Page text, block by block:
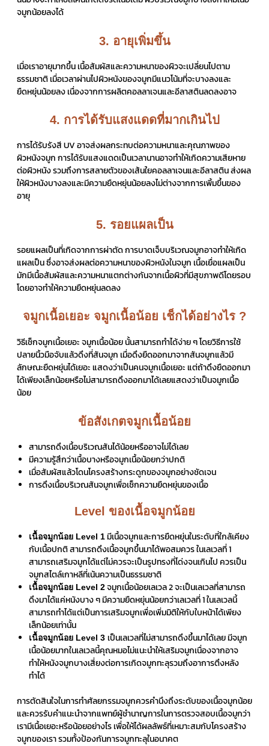
จมูกน้อยลงได้
3. อายุเพิ่มขึ้น
เมื่อเราอายุมากขึ้น เนื้อสัมผัสและความหนาของผิวจะเปลี่ยนไปตาม
ธรรมชาติ เมื่อเวลาผ่านไปผิวหนังของจมูกมีแนวโน้มที่จะบางลงและ
ยืดหยุ่นน้อยลง เนื่องจากการผลิตคอลลาเจนและอีลาสตินลดลงอาจ
4. การได้รับแสงแดดที่มากเกินไป
การได้รับรังสี UV อาจส่งผลกระทบต่อความหนาและคุณภาพของ
ผิวหนังจมูก การได้รับแสงแดดเป็นเวลานานอาจทำให้เกิดความเสียหาย
ต่อผิวหนัง รวมถึงการสลายตัวของเส้นใยคอลลาเจนและอีลาสติน ส่งผล
ให้ผิวหนังบางลงและมีความยืดหยุ่นน้อยลงไม่ต่างจากการเพิ้มขึ้นของ
อายุ
5. รอยแผลเป็น
รอยแผลเป็นที่เกิดจากการผ่าตัด การบาดเจ็บบริเวณจมูกอาจทำให้เกิด
แผลเป็น ซึ่งอาจส่งผลต่อความหนาของผิวหนังในจมูก เนื้อเยื่อแผลเป็น
มักมีเนื้อสัมผัสและความหนาแตกต่างกันจากเนื้อผิวที่มีสุขภาพดีโดยรอบ
โดยอาจทำให้ความยืดหยุ่นลดลง
จมูกเนื้อเยอะ จมูกเนื้อน้อย เช็กได้อย่างไร ?
วิธีเช็กจมูกเนื้อเยอะ จมูกเนื้อน้อย นั้นสามารถทำได้ง่าย ๆ โดยวิธีการใช้
ปลายนิ้วมือจับแล้วดึงที่สันจมูก เมื่อดึงยืดออกมาจากสันจมูกแล้วมี
ลักษณะยืดหยุ่นได้เยอะ แสดงว่าเป็นคนจมูกเนื้อเยอะ แต่ถ้าดึงยืดออกมา
ได้เพียงเล็กน้อยหรือไม่สามารถดึงออกมาได้เลยแสดงว่าเป็นจมูกเนื้อ
น้อย
ข้อสังเกตจมูกเนื้อน้อย
สามารถดึงเนื้อบริเวณสันได้น้อยหรืออาจไม่ได้เลย
มีความรู้สึกว่าเนื้อบางหรือจมูกเนื้อน้อยกว่าปกติ
เมื่อสัมผัสแล้วโดนโครงสร้างกระดูกของจมูกอย่างชัดเจน
การดึงเนื้อบริเวณสันจมูกเพื่อเช็กความยืดหยุ่นของเนื้อ
Level ของเนื้อจมูกน้อย
เนื้อจมูกน้อย Level 1มีเนื้อจมูกและการยืดหยุ่นในระดับที่ใกล้เคียง
กับเนื้อปกติ สามารถดึงเนื้อจมูกขึ้นมาได้พอสมควร ในเลเวลที่ 1
สามารถเสริมจมูกได้แต่ไม่ควรจะเป็นรูปทรงที่โด่งจนเกินไป ควรเป็น
จมูกสไตล์เกาหลีที่เน้นความเป็นธรรมชาติ
เนื้อจมูกน้อย Level 2จมูกเนื้อน้อยเลเวล 2 จะเป็นเลเวลที่สามารถ
ดึงมาได้แค่หนังบาง ๆ มีความยืดหยุ่นน้อยกว่าเลเวลที่ 1 ในเลเวลนี้
สามารถทำได้แต่เป็นการเสริมจมูกเพื่อเพิ่มมิติให้กับใบหน้าได้เพียง
เล็กน้อยเท่านั้น
เนื้อจมูกน้อย Level 3 เป็นเลเวลที่ไม่สามารถดึงขึ้นมาได้เลย มีจมูก
เนื้อน้อยมากในเลเวลนี้คุณหมอไม่แนะนำให้เสริมจมูกเนื่องจากอาจ
ทำให้หนังจมูกบางเสี่ยงต่อการเกิดจมูกทะลุรวมถึงอาการตึงหลัง
ทำได้
การตัดสินใจในการทำศัลยกรรมจมูกควรคำนึงถึงระดับของเนื้อจมูกน้อย
และควรรับคำแนะนำจากแพทย์ผู้ชำนาญการในการตรวจสอบเนื้อจมูกว่า
เรามีเนื้อเยอะหรือน้อยอย่างไร เพื่อให้ได้ผลลัพธ์ที่เหมาะสมกับโครงสร้าง
จมูกของเรา รวมทั้งป้องกันการจมูกทะลุในอนาคต